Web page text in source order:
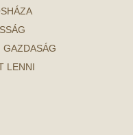
GAZDASÁG
LENNI